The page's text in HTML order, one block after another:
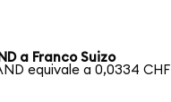
a Franco Suizo
equivale a 0,0334 CHF